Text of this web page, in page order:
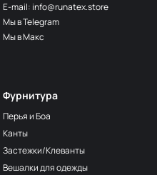
Фурнитура
Перья и Боа
Канты
Застежки/Клеванты
Вешалки для одежды
E-mail: info@runatex.store
Мы в Telegram
Мы в Макс